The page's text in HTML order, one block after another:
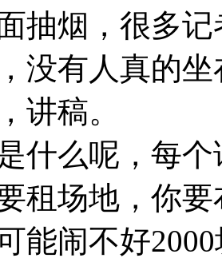
抽烟，很多
没有人真的
稿。
么呢，每个
租场地，你
能闹不好